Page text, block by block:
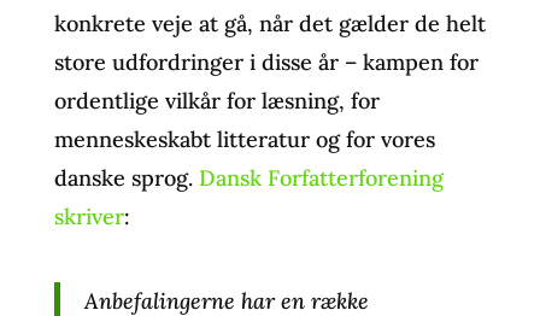
konkrete veje at gå, når det gælder de helt
store udfordringer i disse år – kampen for
ordentlige vilkår for læsning, for
menneskeskabt litteratur og for vores
danske sprog. Dansk Forfatterforening
skriver:
Anbefalingerne har en række